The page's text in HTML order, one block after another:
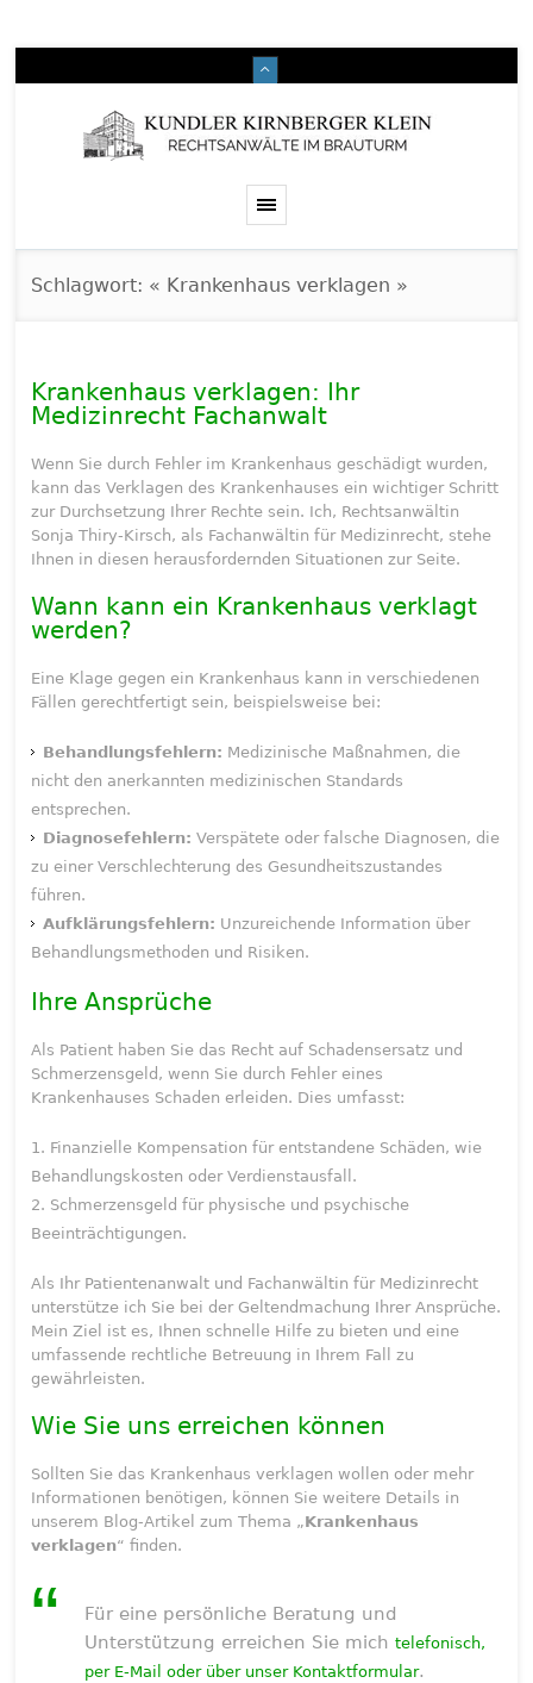
Schlagwort: « Krankenhaus verklagen »
Krankenhaus verklagen: Ihr
Medizinrecht Fachanwalt
Wenn Sie durch Fehler im Krankenhaus geschädigt wurden,
kann das Verklagen des Krankenhauses ein wichtiger Schritt
zur Durchsetzung Ihrer Rechte sein. Ich, Rechtsanwältin
Sonja Thiry-Kirsch, als Fachanwältin für Medizinrecht, stehe
Ihnen in diesen herausfordernden Situationen zur Seite.
Wann kann ein Krankenhaus verklagt
werden?
Eine Klage gegen ein Krankenhaus kann in verschiedenen
Fällen gerechtfertigt sein, beispielsweise bei:
Behandlungsfehlern: Medizinische Maßnahmen, die
nicht den anerkannten medizinischen Standards
entsprechen.
Diagnosefehlern: Verspätete oder falsche Diagnosen, die
zu einer Verschlechterung des Gesundheitszustandes
führen.
Aufklärungsfehlern: Unzureichende Information über
Behandlungsmethoden und Risiken.
Ihre Ansprüche
Als Patient haben Sie das Recht auf Schadensersatz und
Schmerzensgeld, wenn Sie durch Fehler eines
Krankenhauses Schaden erleiden. Dies umfasst:
Finanzielle Kompensation für entstandene Schäden, wie
Behandlungskosten oder Verdienstausfall.
Schmerzensgeld für physische und psychische
Beeinträchtigungen.
Als Ihr Patientenanwalt und Fachanwältin für Medizinrecht
unterstütze ich Sie bei der Geltendmachung Ihrer Ansprüche.
Mein Ziel ist es, Ihnen schnelle Hilfe zu bieten und eine
umfassende rechtliche Betreuung in Ihrem Fall zu
gewährleisten.
Wie Sie uns erreichen können
Sollten Sie das Krankenhaus verklagen wollen oder mehr
Informationen benötigen, können Sie weitere Details in
unserem Blog-Artikel zum Thema „Krankenhaus
verklagen“ finden.
Für eine persönliche Beratung und
Unterstützung erreichen Sie michtelefonisch,
per E-Mail oder über unser Kontaktformular.